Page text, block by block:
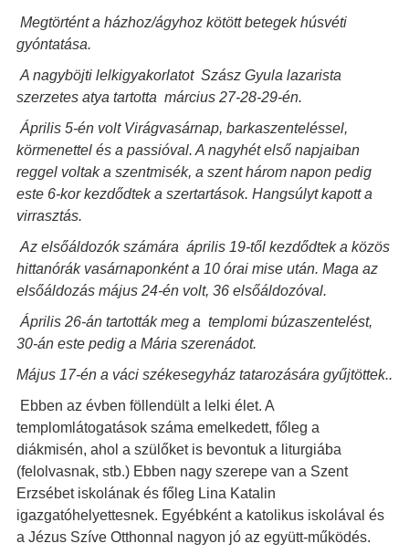
Megtörtént a házhoz/ágyhoz kötött betegek húsvéti
gyóntatása.
A nagyböjti lelkigyakorlatot Szász Gyula lazarista
szerzetes atya tartotta március 27-28-29-én.
Április 5-én volt Virágvasárnap, barkaszenteléssel,
körmenettel és a passióval. A nagyhét első napjaiban
reggel voltak a szentmisék, a szent három napon pedig
este 6-kor kezdődtek a szertartások. Hangsúlyt kapott a
virrasztás.
Az elsőáldozók számára április 19-től kezdődtek a közös
hittanórák vasárnaponként a 10 órai mise után. Maga az
elsőáldozás május 24-én volt, 36 elsőáldozóval.
Április 26-án tartották meg a templomi búzaszentelést,
30-án este pedig a Mária szerenádot.
Május 17-én a váci székesegyház tatarozására gyűjtöttek..
Ebben az évben föllendült a lelki élet. A
templomlátogatások száma emelkedett, főleg a
diákmisén, ahol a szülőket is bevontuk a liturgiába
(felolvasnak, stb.) Ebben nagy szerepe van a Szent
Erzsébet iskolának és főleg Lina Katalin
igazgatóhelyettesnek. Egyébként a katolikus iskolával és
a Jézus Szíve Otthonnal nagyon jó az együtt-működés.